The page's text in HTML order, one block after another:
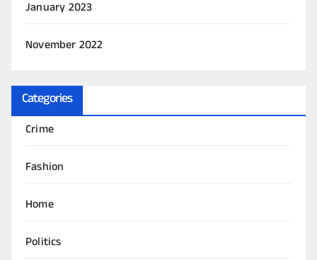
January 2023
November 2022
Categories
Crime
Fashion
Home
Politics